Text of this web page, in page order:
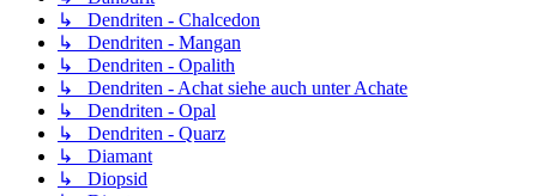
↳ Dendriten - Chalcedon
↳ Dendriten - Mangan
↳ Dendriten - Opalith
↳ Dendriten - Achat siehe auch unter Achate
↳ Dendriten - Opal
↳ Dendriten - Quarz
↳ Diamant
↳ Diopsid